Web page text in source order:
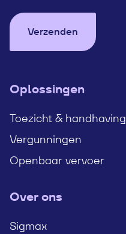
Verzenden
Oplossingen
Toezicht & handhaving
Vergunningen
Openbaar vervoer
Over ons
Sigmax